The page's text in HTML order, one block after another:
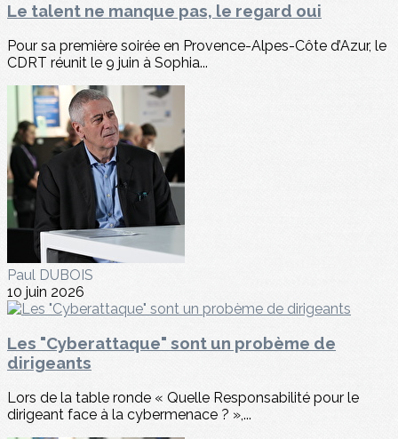
Le talent ne manque pas, le regard oui
Pour sa première soirée en Provence-Alpes-Côte d’Azur, le
CDRT réunit le 9 juin à Sophia...
Paul DUBOIS
10 juin 2026
Les "Cyberattaque" sont un probème de
dirigeants
Lors de la table ronde « Quelle Responsabilité pour le
dirigeant face à la cybermenace ? »,...